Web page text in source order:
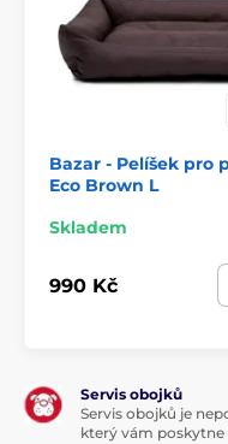
Bazar - Pelíšek pro
Eco Brown L
Skladem
990 Kč
Servis obojků
Servis obojků je
který vám